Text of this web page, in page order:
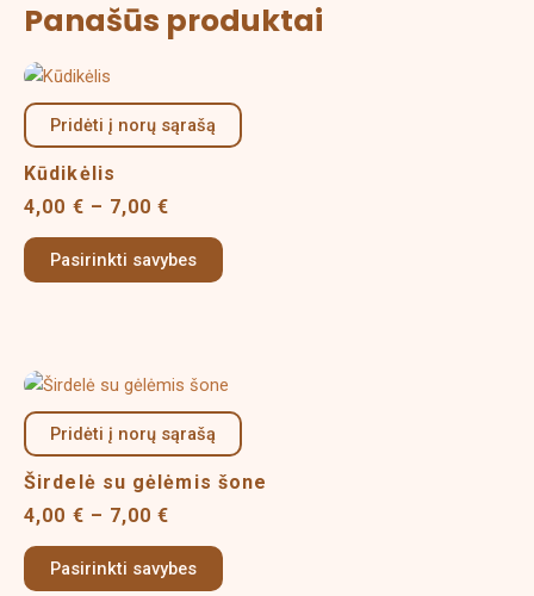
Panašūs produktai
Pridėti į norų sąrašą
Kūdikėlis
4,00 € – 7,00€
4,00 €
through
Pasirinkti savybes
product
has
options
may
the
product
page
Pridėti į norų sąrašą
Širdelė su gėlėmis šone
4,00 € – 7,00€
Price
4,00 €
through
7,00 €
Pasirinkti savybes
This
product
has
multiple
options
may